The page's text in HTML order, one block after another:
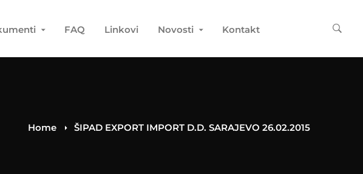
FAQ Linkovi Novosti Kontakt
Home ŠIPAD EXPORT IMPORT D.D. SARAJEVO 26.02.2015